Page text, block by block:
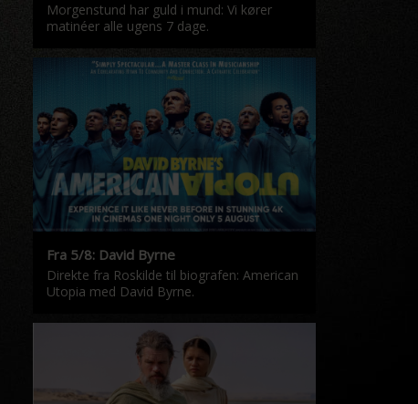
Morgenstund har guld i mund: Vi kører
matinéer alle ugens 7 dage.
Fra 5/8: David Byrne
Direkte fra Roskilde til biografen: American
Utopia med David Byrne.